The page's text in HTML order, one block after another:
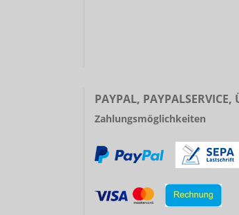
PAYPAL, PAYPALSERVICE,
Zahlungsmöglichkeiten